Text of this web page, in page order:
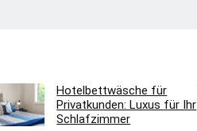
Hotelbettwäsche für
Privatkunden: Luxus für Ihr
Schlafzimmer